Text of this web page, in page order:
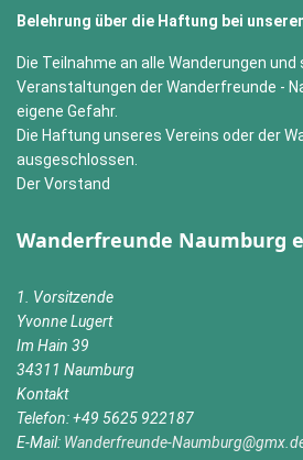
Belehrung über die Haftung bei
Die Teilnahme an alle Wanderungen
Veranstaltungen der Wanderfreunde -
eigene Gefahr.
Die Haftung unseres Vereins oder der
ausgeschlossen.
Der Vorstand
Wanderfreunde Naumburg
1. Vorsitzende
Yvonne Lugert
Im Hain 39
34311 Naumburg
Kontakt
Telefon: +49 5625 922187
E-Mail: Wanderfreunde-